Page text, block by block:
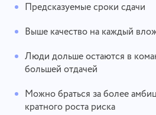
Предсказуемые сроки сдачи
Выше качество на каждый
Люди дольше остаются в
большей отдачей
Можно браться за более
кратного роста риска